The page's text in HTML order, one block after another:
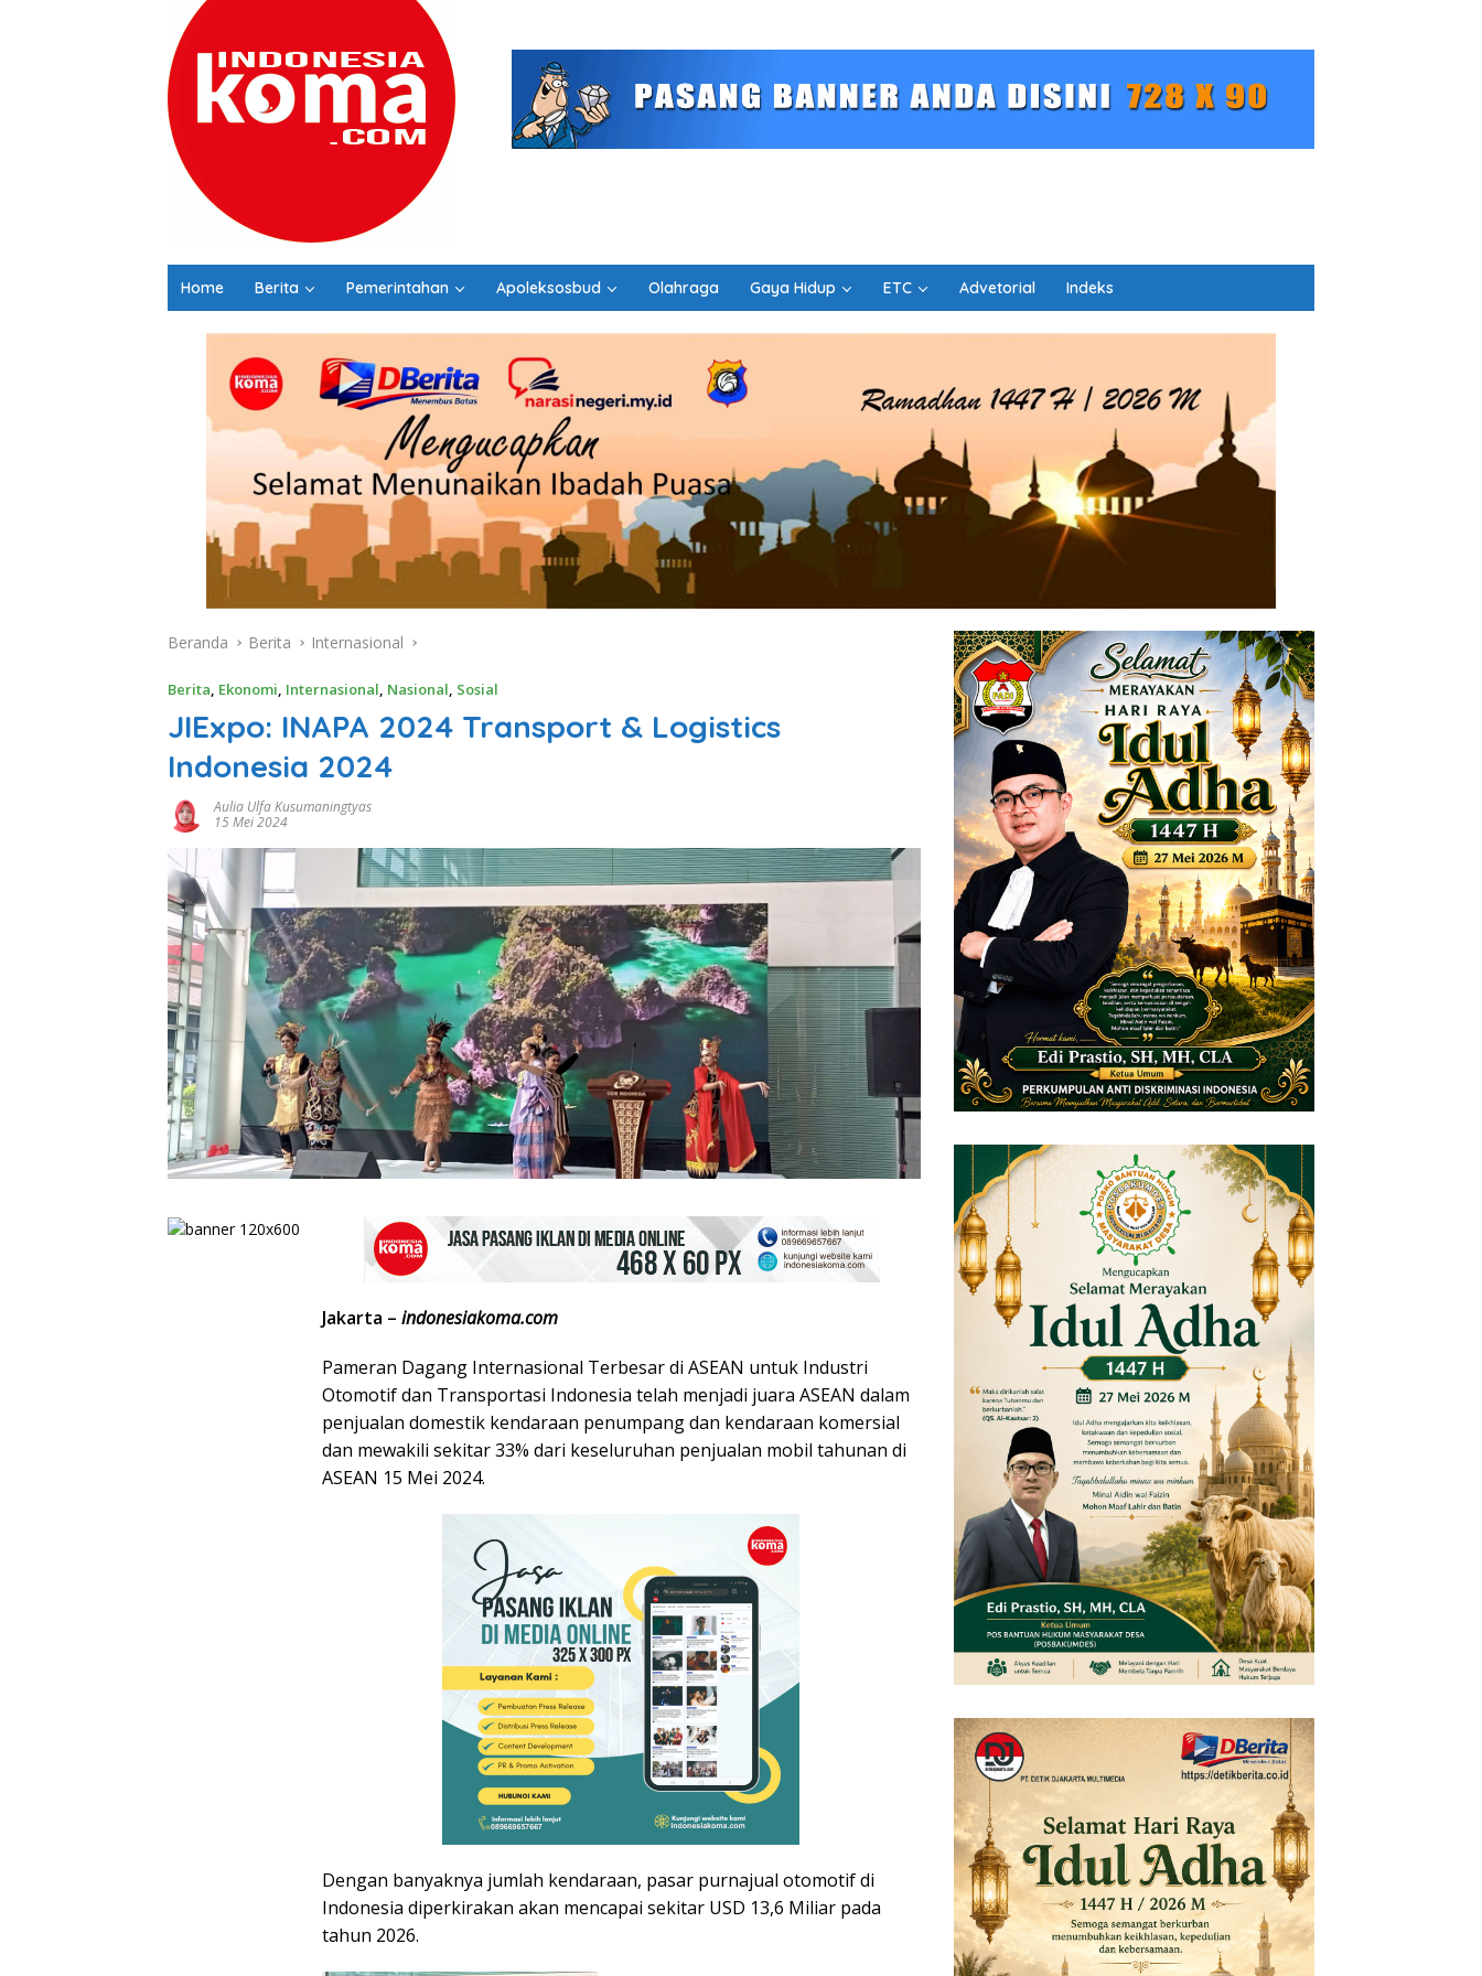
Home Berita Pemerintahan Apoleksosbud Olahraga Gaya Hidup ETC Advetorial Indeks
Beranda Berita Internasional
Berita, Ekonomi, Internasional, Nasional, Sosial
JIExpo: INAPA 2024 Transport & Logistics
Indonesia 2024
Aulia Ulfa Kusumaningtyas
15 Mei 2024
Jakarta – indonesiakoma.com
Pameran Dagang Internasional Terbesar di ASEAN untuk Industri
Otomotif dan Transportasi Indonesia telah menjadi juara ASEAN dalam
penjualan domestik kendaraan penumpang dan kendaraan komersial
dan mewakili sekitar 33% dari keseluruhan penjualan mobil tahunan di
ASEAN 15 Mei 2024.
Dengan banyaknya jumlah kendaraan, pasar purnajual otomotif di
Indonesia diperkirakan akan mencapai sekitar USD 13,6 Miliar pada
tahun 2026.